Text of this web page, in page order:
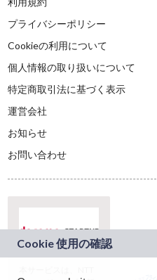
プライバシーポリシー
Cookieの利用について
個人情報の取り扱いについて
特定商取引法に基づく表示
運営会社
お知らせ
お問い合わせ